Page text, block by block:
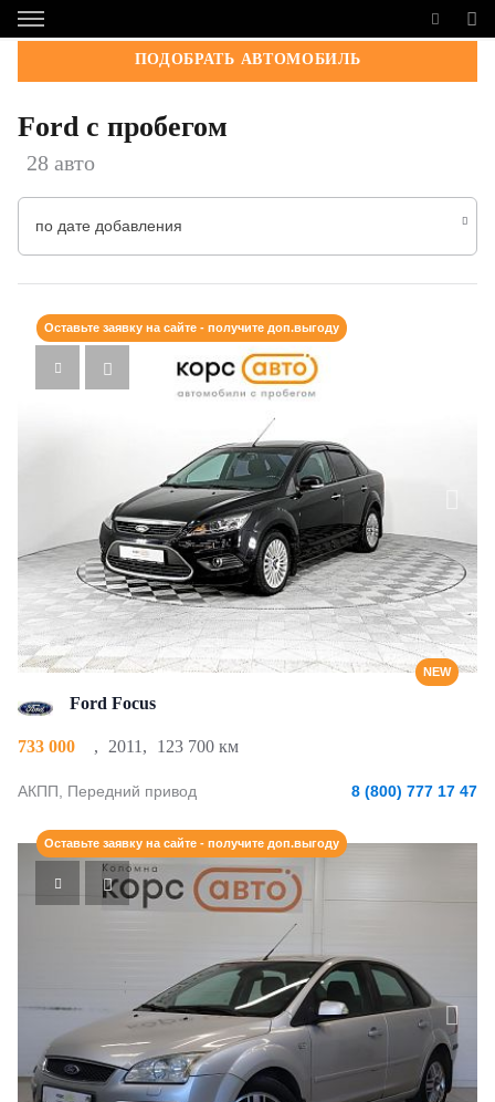
ПОДОБРАТЬ АВТОМОБИЛЬ
Ford с пробегом
28 авто
по дате добавления
NEW
Оставьте заявку на сайте - получите доп.выгоду
Ford Focus
733 000 , 2011 , 123 700 км
АКПП, Передний привод 8 (800) 777 17 47
Оставьте заявку на сайте - получите доп.выгоду